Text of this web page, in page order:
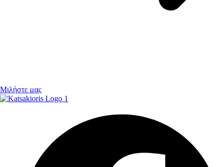
Μιλήστε μας